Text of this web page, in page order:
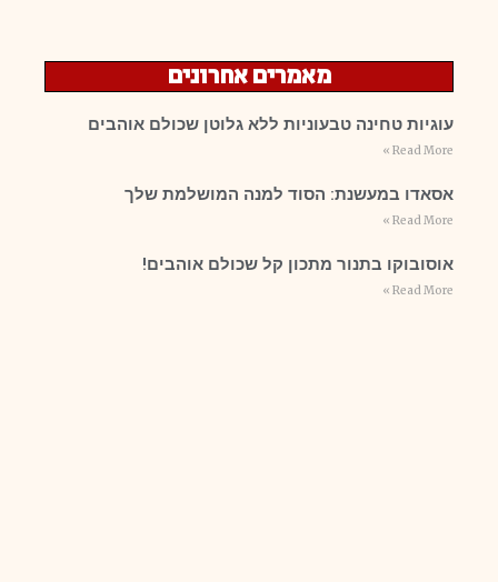
מאמרים אחרונים
עוגיות טחינה טבעוניות ללא גלוטן שכולם אוהבים
Read More »
אסאדו במעשנת: הסוד למנה המושלמת שלך
Read More »
אוסובוקו בתנור מתכון קל שכולם אוהבים!
Read More »